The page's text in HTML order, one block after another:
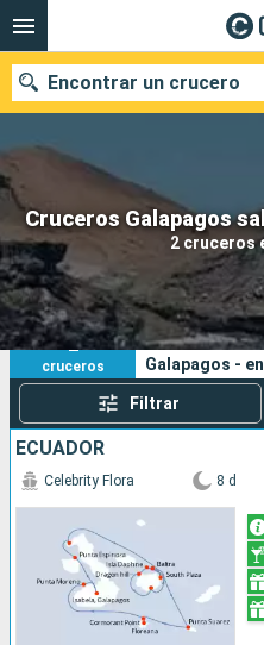
Cruceros Galapagos
2 cruceros
Encontrar un crucero
Nuestros destinos
Fecha de salida
Puertos
2
cruceros
Sus criterios de
Galapagos -
Filtrar
ECUADOR
Celebrity Flora 8 d